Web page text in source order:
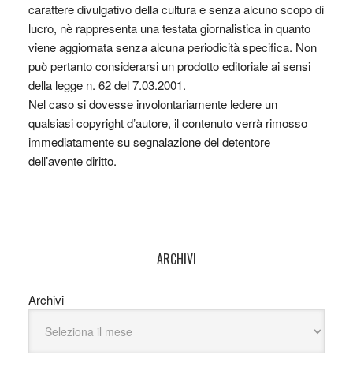
carattere divulgativo della cultura e senza alcuno scopo di
lucro, nè rappresenta una testata giornalistica in quanto
viene aggiornata senza alcuna periodicità specifica. Non
può pertanto considerarsi un prodotto editoriale ai sensi
della legge n. 62 del 7.03.2001.
Nel caso si dovesse involontariamente ledere un
qualsiasi copyright d’autore, il contenuto verrà rimosso
immediatamente su segnalazione del detentore
dell’avente diritto.
ARCHIVI
Archivi